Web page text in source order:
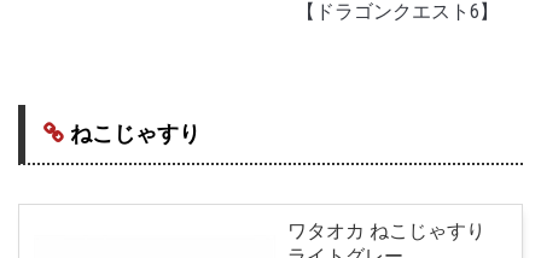
【ドラゴンクエスト6】
ねこじゃすり
ワタオカ ねこじゃすり